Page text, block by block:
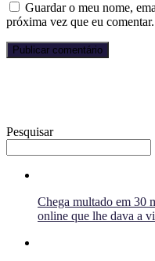
Guardar o meu nome,
próxima vez que eu comentar.
Pesquisar
Chega multado em 30
online que lhe dava a